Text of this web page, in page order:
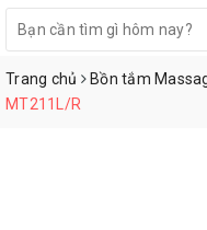
Trang chủ Bồn tắm
MT211L/R